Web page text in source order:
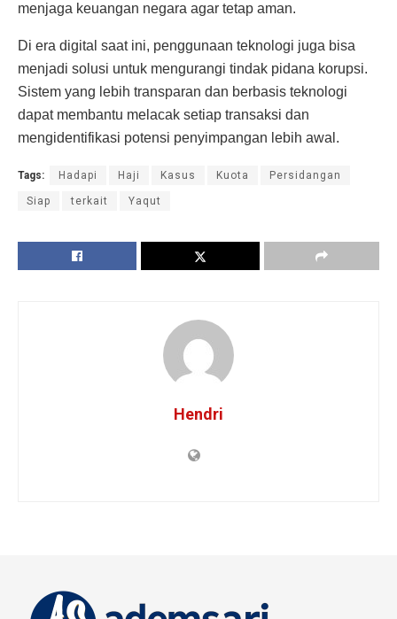
menjaga keuangan negara agar tetap aman.
Di era digital saat ini, penggunaan teknologi juga bisa
menjadi solusi untuk mengurangi tindak pidana korupsi.
Sistem yang lebih transparan dan berbasis teknologi
dapat membantu melacak setiap transaksi dan
mengidentifikasi potensi penyimpangan lebih awal.
Tags: Hadapi Haji Kasus Kuota Persidangan
Siap terkait Yaqut
Hendri